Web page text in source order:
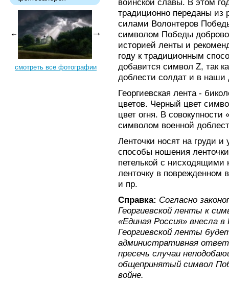
смотреть все фотографии
воинской славы. В этом
традиционно переданы из
силами Волонтеров
символом Победы
историей ленты и
году к традиционным
добавится символ Z, так
доблести солдат и в наши
Георгиевская лента -
цветов. Черный цвет
цвет огня. В
символом военной
Ленточки носят на груди
способы ношения
петелькой с нисходящими
ленточку в поврежденном
и пр.
Справка: Согласно
Георгиевской ленты к
«Единая Россия» внесла в
Георгиевской ленты
административная
пресечь случаи
общепринятый символ
войне.